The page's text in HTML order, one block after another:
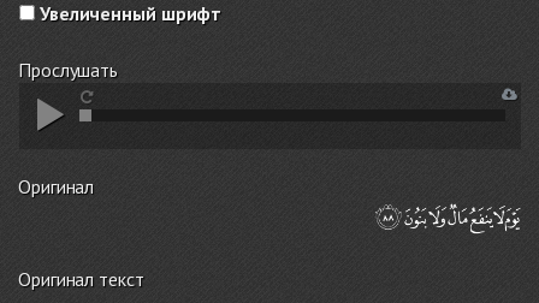
Увеличенный шрифт
Прослушать
Оригинал
Оригинал текст